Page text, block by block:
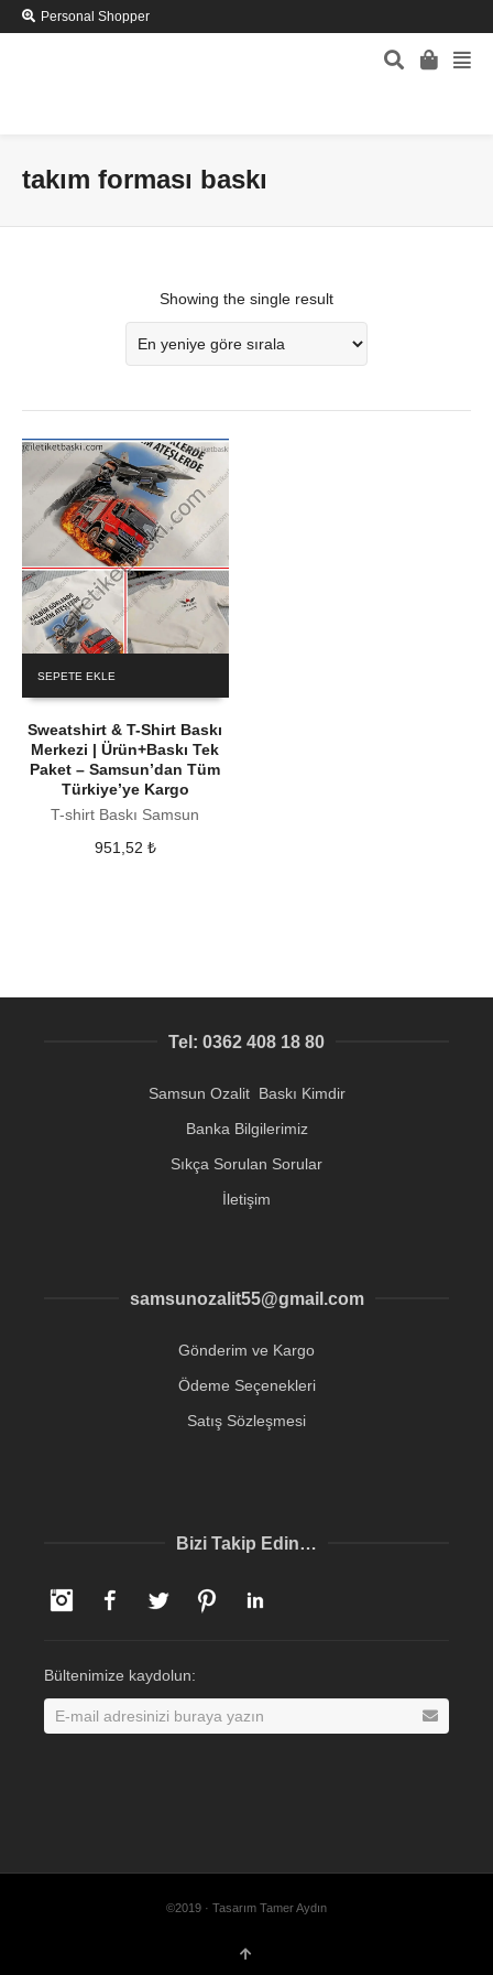
Personal Shopper
takım forması baskı
Showing the single result
SEPETE EKLE
Sweatshirt & T-Shirt Baskı
Merkezi | Ürün+Baskı Tek
Paket – Samsun’dan Tüm
Türkiye’ye Kargo
T-shirt Baskı Samsun
951,52 ₺
Tel: 0362 408 18 80
Samsun Ozalit Baskı Kimdir
Banka Bilgilerimiz
Sıkça Sorulan Sorular
İletişim
samsunozalit55@gmail.com
Gönderim ve Kargo
Ödeme Seçenekleri
Satış Sözleşmesi
Bizi Takip Edin…
InstagramFacebookTwitter Pinterest
Bültenimize kaydolun:
©2019 · Tasarım Tamer Aydın